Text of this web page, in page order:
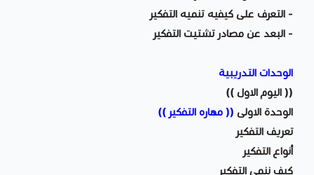
- التعرف على كيفيه تنميه التفكير
- البعد عن مصادر تشتيت التفكير
الوحدات التدريبية
(( اليوم الاول ))
الوحدة الاولى (( مهاره التفكير ))
تعريف التفكير
أنواع التفكير
كيف ننمي التفكير